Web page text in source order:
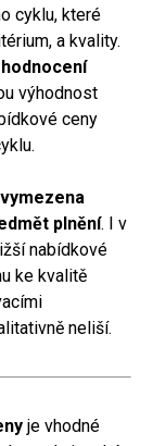
cyklu, které
a kvality.
výhodnost
ceny
plnění. I v
nabídkové
ke kvalitě
neliší.
je vhodné